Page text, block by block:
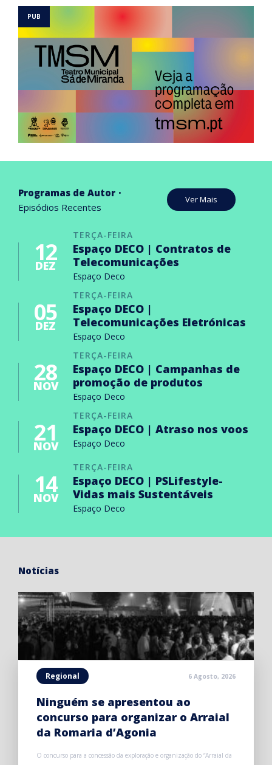
Programas de Autor
Episódios Recentes
Ver Mais
TERÇA-FEIRA
12
DEZ
Espaço DECO | Contratos de
Telecomunicações
Espaço Deco
TERÇA-FEIRA
05
DEZ
Espaço DECO |
Telecomunicações Eletrónicas
Espaço Deco
TERÇA-FEIRA
28
NOV
Espaço DECO | Campanhas de
promoção de produtos
Espaço Deco
TERÇA-FEIRA
21
NOV
Espaço DECO | Atraso nos voos
Espaço Deco
TERÇA-FEIRA
14
NOV
Espaço DECO | PSLifestyle-
Vidas mais Sustentáveis
Espaço Deco
Notícias
Regional 6 Agosto, 2026
Ninguém se apresentou ao
concurso para organizar o Arraial
da Romaria d’Agonia
O concurso para a concessão da exploração e organização do “Arraial da